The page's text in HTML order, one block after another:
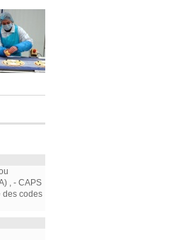
, - CAPS
des codes